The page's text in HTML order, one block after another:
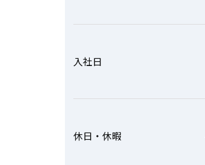
入社日
休日・休暇